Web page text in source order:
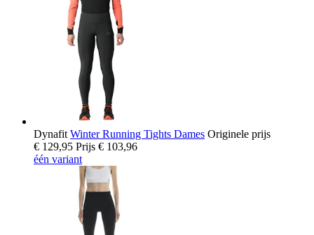
Dynafit Winter Running Tights Dames Originele prijs
€ 129,95 Prijs € 103,96
één variant